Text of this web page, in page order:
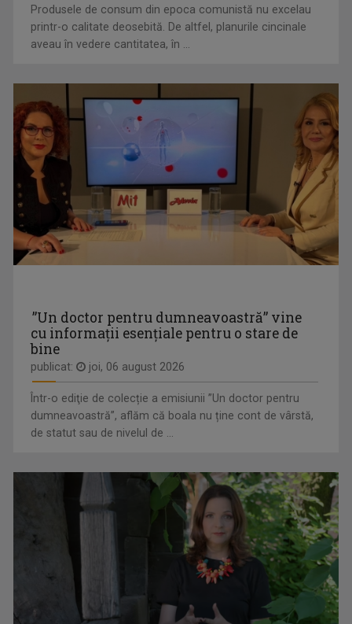
LA UN PAS DE ROMÂNIA
Singura emisiune tv dedicată românilor care ...
MĂRIUCA MIHĂILESCU
Măriuca Mihăilescu este jurnalist la ...
KYRIE MENDÉL
Kyrie Mendél este un artist complex, actor, ...
O zi de marţi, 1 august 2000. Eu studentă.
Produsele de consum din epoca comunistă nu excelau
printr-o calitate deosebită. De altfel, planurile cincinale
aveau în vedere cantitatea, în ...
”Un doctor pentru dumneavoastră” vine
cu informații esențiale pentru o stare de
bine
publicat: joi, 06 august 2026
Într-o ediţie de colecție a emisiunii ”Un doctor pentru
dumneavoastră”, aflăm că boala nu ține cont de vârstă,
de statut sau de nivelul de ...